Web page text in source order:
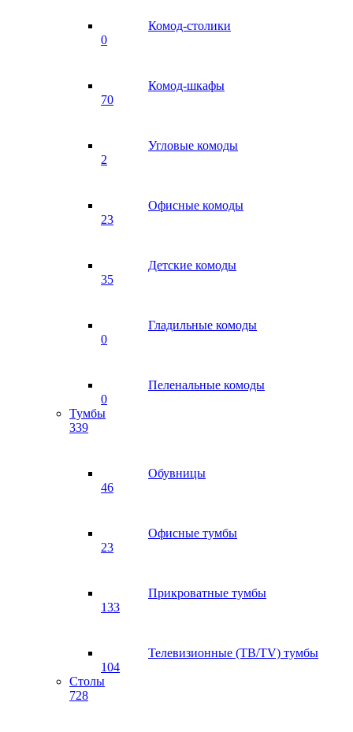
Комод-столики
0
Комод-шкафы
70
Угловые комоды
2
Офисные комоды
23
Детские комоды
35
Гладильные комоды
0
Пеленальные комоды
0
Тумбы
339
Обувницы
46
Офисные тумбы
23
Прикроватные тумбы
133
Телевизионные (ТВ/TV) тумбы
104
Столы
728